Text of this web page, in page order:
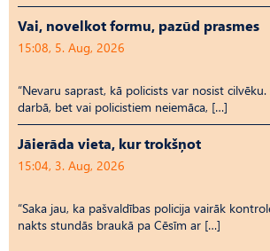
Vai, novelkot formu, pazūd prasmes
15:08, 5. Aug, 2026
“Nevaru saprast, kā policists var nosist
darbā, bet vai policistiem neiemāca, […]
Jāierāda vieta, kur trokšņot
15:04, 3. Aug, 2026
“Saka jau, ka pašvaldības policija vairāk
nakts stundās braukā pa Cēsīm ar […]